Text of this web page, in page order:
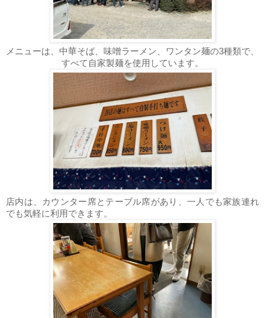
メニューは、中華そば、味噌ラーメン、ワンタン麺の3種類で、
すべて自家製麺を使用しています。
店内は、カウンター席とテーブル席があり、一人でも家族連れ
でも気軽に利用できます。